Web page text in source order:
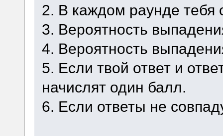
2. В каждом раунде тебя
3. Вероятность
4. Вероятность
5. Если твой ответ и
начислят один балл.
6. Если ответы не